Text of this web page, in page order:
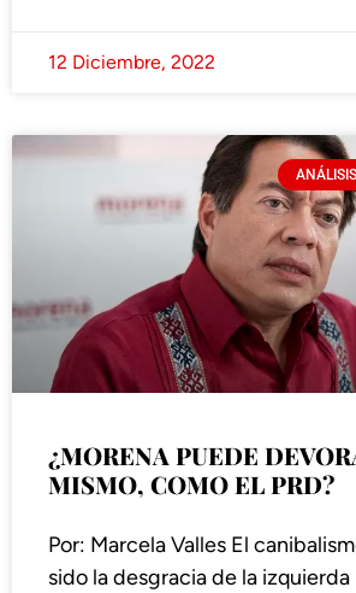
12 Diciembre, 2022
¿MORENA PUEDE
MISMO, COMO EL PRD?
Por: Marcela Valles El
sido la desgracia de la